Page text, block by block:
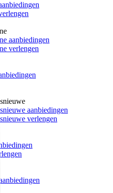
aanbiedingen
verlengen
aanbiedingen
verlengen